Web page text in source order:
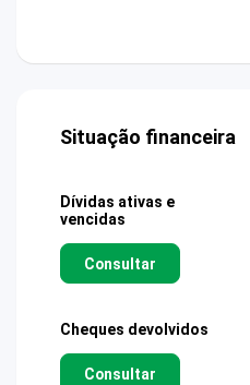
Situação financeira
Dívidas ativas e
vencidas
Consultar
Cheques devolvidos
Consultar